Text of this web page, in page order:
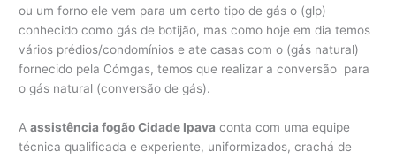
ou um forno ele vem para um certo tipo de gás o (glp)
conhecido como gás de botijão, mas como hoje em dia temos
vários prédios/condomínios e ate casas com o (gás natural)
fornecido pela Cómgas, temos que realizar a conversão para
o gás natural (conversão de gás).
Aassistência fogão Cidade Ipava conta com uma equipe
técnica qualificada e experiente, uniformizados, crachá de